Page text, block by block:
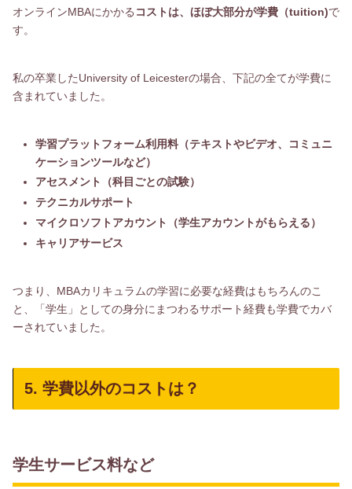
オンラインMBAにかかる コストは、ほぼ大部分が学費（tuition)で
す。
私の卒業したUniversity of Leicesterの場合、下記の全てが学費に
含まれていました。
学習プラットフォーム利用料（テキストやビデオ、コミュニ
ケーションツールなど）
アセスメント（科目ごとの試験）
テクニカルサポート
マイクロソフトアカウント（学生アカウントがもらえる）
キャリアサービス
つまり、MBAカリキュラムの学習に必要な経費はもちろんのこ
と、「学生」としての身分にまつわるサポート経費も学費でカバ
ーされていました。
5. 学費以外のコストは？
学生サービス料など